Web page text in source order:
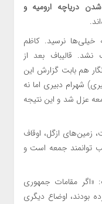
دریاچه ارومیه و
خیلی‌ها نرسید. کاظم
قالیباف بعد از
هم بابت گزارش این
شهرام دبیری اما نه
عزل شد و این نتیجه
زمین‌های ازگل، اوقاف
توانمند جمعه است و
«اگر مقامات جمهوری
بودند، اوضاع دیگری